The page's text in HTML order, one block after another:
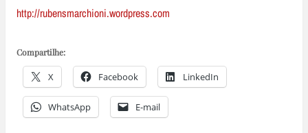
http://rubensmarchioni.wordpress.com
Compartilhe:
X Facebook LinkedIn
WhatsApp E-mail